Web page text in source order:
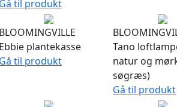
Gå til produkt
BLOOMINGVILLE
Ebbie plantekasse
Gå til produkt
Tano
natur og
søgræs)
Gå til produkt